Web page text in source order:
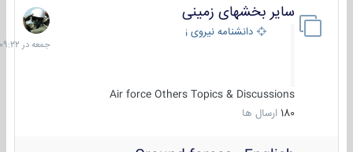
سایر بخشهای زمینی
دانشنامه نیروی زمینی
Air force Others Topics & Discussions
180 ارسال ها
جمعه
در
09:22